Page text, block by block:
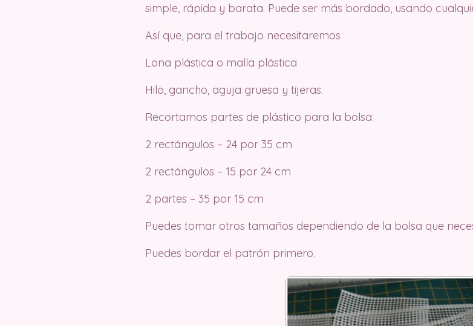
simple, rápida y barata. Puede ser más bordado, usando
Así que, para el trabajo necesitaremos
Lona plástica o malla plástica
Hilo, gancho, aguja gruesa y tijeras.
Recortamos partes de plástico para la bolsa:
2 rectángulos – 24 por 35 cm
2 rectángulos – 15 por 24 cm
2 partes – 35 por 15 cm
Puedes tomar otros tamaños dependiendo de la bolsa que
Puedes bordar el patrón primero.